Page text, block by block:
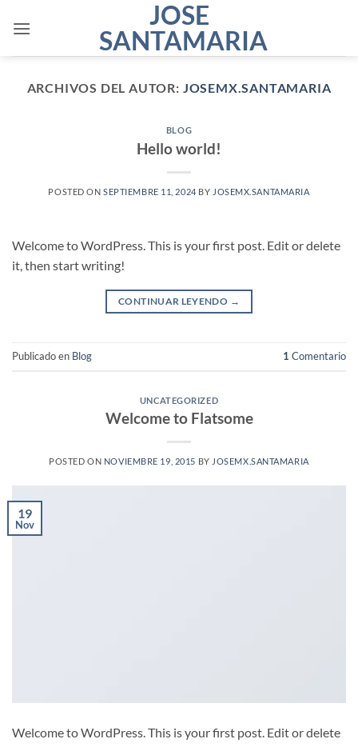
JOSE
SANTAMARIA
ARCHIVOS DEL AUTOR: JOSEMX.SANTAMARIA
BLOG
Hello world!
POSTED ONSEPTIEMBRE 11, 2024 BY JOSEMX.SANTAMARIA
Welcome to WordPress. This is your first post. Edit or delete
it, then start writing!
CONTINUAR LEYENDO →
Publicado en Blog 1 Comentario
UNCATEGORIZED
Welcome to Flatsome
POSTED ON NOVIEMBRE 19, 2015 BY JOSEMX.SANTAMARIA
19
Nov
Welcome to WordPress. This is your first post. Edit or delete